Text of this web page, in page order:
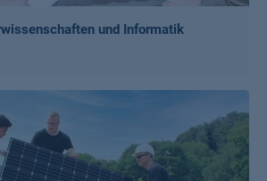
und Informatik